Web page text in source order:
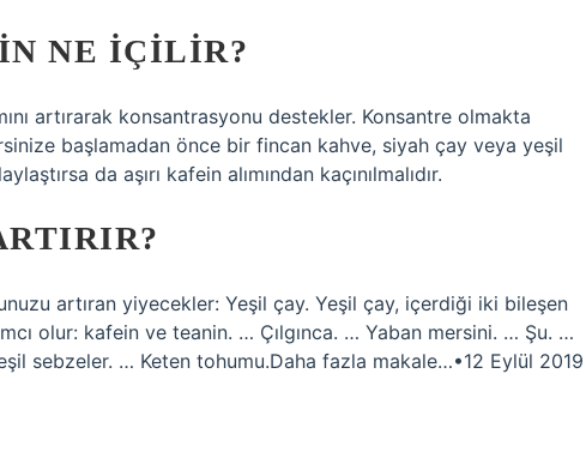
NE IÇILIR?
artırarak konsantrasyonu destekler. Konsantre olmakta
başlamadan önce bir fincan kahve, siyah çay veya yeşil
da aşırı kafein alımından kaçınılmalıdır.
artıran yiyecekler: Yeşil çay. Yeşil çay, içerdiği iki bileşen
olur: kafein ve teanin. … Çılgınca. … Yaban mersini. … Şu. …
sebzeler. … Keten tohumu.Daha fazla makale…•12 Eylül 2019